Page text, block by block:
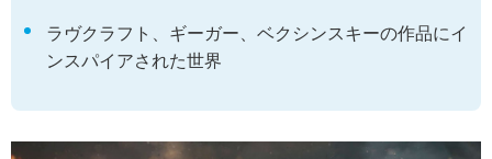
ラヴクラフト、ギーガー、ベクシンスキーの作品にイ
ンスパイアされた世界